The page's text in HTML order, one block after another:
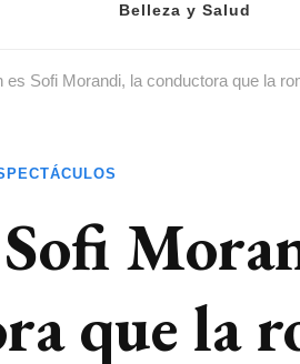
Belleza y Salud
es Sofi Morandi, la conductora que la
que la